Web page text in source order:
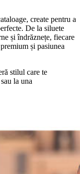
create pentru a
De la siluete
și îndrăznețe, fiecare
și pasiunea
stilul care te
la una